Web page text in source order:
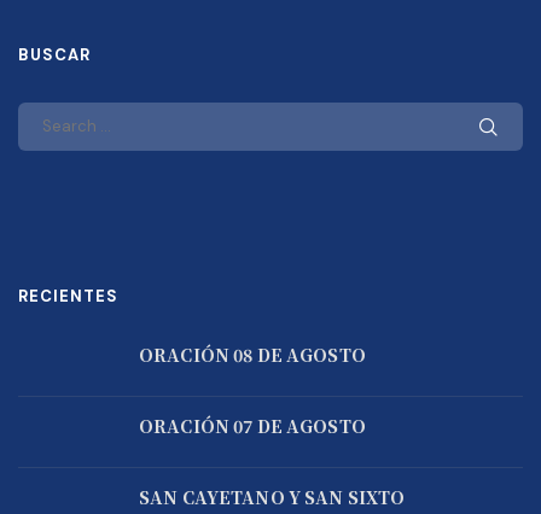
BUSCAR
RECIENTES
ORACIÓN 08 DE AGOSTO
ORACIÓN 07 DE AGOSTO
SAN CAYETANO Y SAN SIXTO